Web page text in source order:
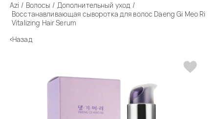
Azi Волосы
Дополнительный уход
Восстанавливающая сыворотка для волос Daeng Gi Meo Ri
Vitalizing Hair Serum
Назад